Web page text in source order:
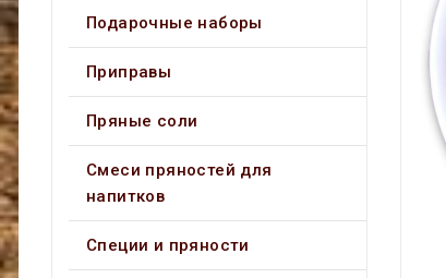
Подарочные наборы
Приправы
Пряные соли
Смеси пряностей для
напитков
Специи и пряности